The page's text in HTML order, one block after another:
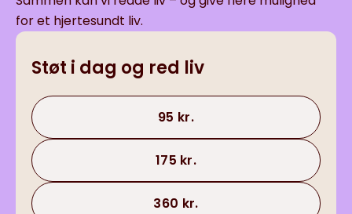
for et hjertesundt liv.
Støt i dag og red liv
95 kr.
175 kr.
360 kr.